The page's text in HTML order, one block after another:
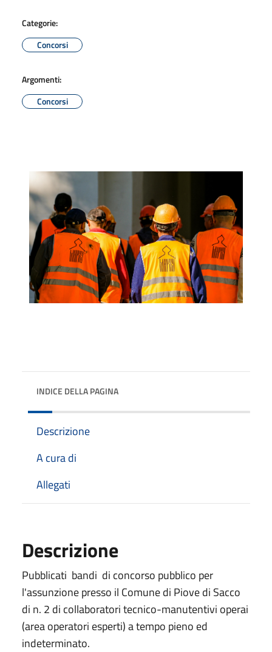
Categorie:
Concorsi
Argomenti:
Concorsi
INDICE DELLA PAGINA
Descrizione
A cura di
Allegati
Descrizione
Pubblicati bandi di concorso pubblico per
l'assunzione presso il Comune di Piove di Sacco
di n. 2 di collaboratori tecnico-manutentivi operai
(area operatori esperti) a tempo pieno ed
indeterminato.